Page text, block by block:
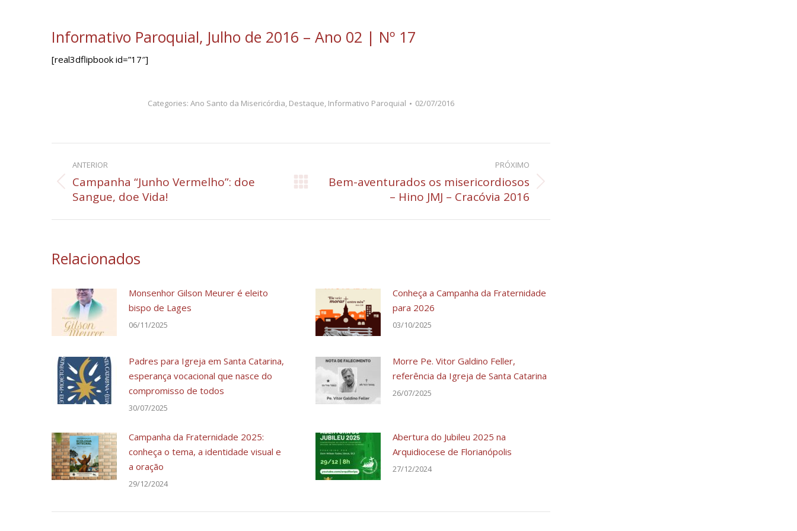
Informativo Paroquial, Julho de 2016 – Ano 02 | Nº 17
[real3dflipbook id=”17″]
Categories: Ano Santo da Misericórdia, Destaque, Informativo Paroquial 02/07/2016
Navegação
de
post:
ANTERIOR
Post
anterior:
Campanha “Junho Vermelho”: doe
Sangue, doe Vida!
PRÓXIMO
Próximo
Bem-aventurados os misericordiosos
– Hino JMJ – Cracóvia 2016
Relacionados
Monsenhor Gilson Meurer é eleito
bispo de Lages
06/11/2025
Conheça a Campanha da Fraternidade
para 2026
03/10/2025
Padres para Igreja em Santa Catarina,
esperança vocacional que nasce do
compromisso de todos
30/07/2025
Morre Pe. Vitor Galdino Feller,
referência da Igreja de Santa Catarina
26/07/2025
Campanha da Fraternidade 2025:
conheça o tema, a identidade visual e
a oração
29/12/2024
Abertura do Jubileu 2025 na
Arquidiocese de Florianópolis
27/12/2024